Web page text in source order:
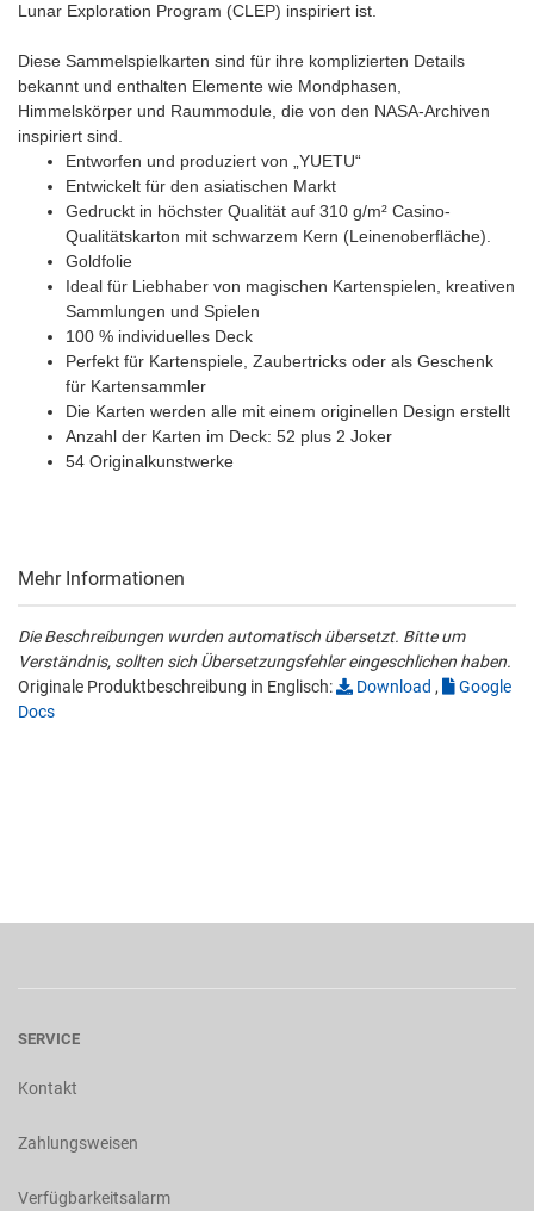
Lunar Exploration Program (CLEP) inspiriert ist.
Diese Sammelspielkarten sind für ihre komplizierten Details
bekannt und enthalten Elemente wie Mondphasen,
Himmelskörper und Raummodule, die von den NASA-Archiven
inspiriert sind.
Entworfen und produziert von „YUETU“
Entwickelt für den asiatischen Markt
Gedruckt in höchster Qualität auf 310 g/m² Casino-
Qualitätskarton mit schwarzem Kern (Leinenoberfläche).
Goldfolie
Ideal für Liebhaber von magischen Kartenspielen, kreativen
Sammlungen und Spielen
100 % individuelles Deck
Perfekt für Kartenspiele, Zaubertricks oder als Geschenk
für Kartensammler
Die Karten werden alle mit einem originellen Design erstellt
Anzahl der Karten im Deck: 52 plus 2 Joker
54 Originalkunstwerke
Mehr Informationen
Die Beschreibungen wurden automatisch übersetzt. Bitte um
Verständnis, sollten sich Übersetzungsfehler eingeschlichen haben.
Originale Produktbeschreibung in Englisch:
Download ,
Google
Docs
SERVICE
Kontakt
Zahlungsweisen
Verfügbarkeitsalarm